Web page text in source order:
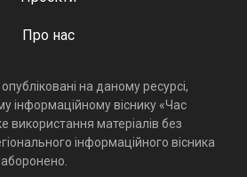
Про нас
на даному ресурсі,
інформаційному віснику «Час
використання матеріалів без
інформаційного вісника